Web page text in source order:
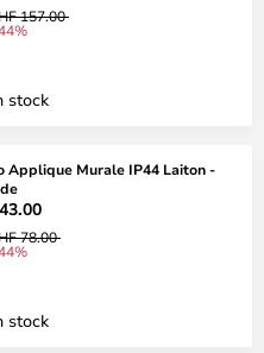
157.00
stock
Applique Murale IP44 Laiton -
78.00
stock